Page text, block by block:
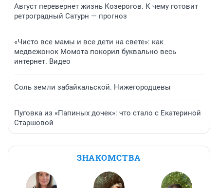
Август перевернет жизнь Козерогов. К чему готовит
ретроградный Сатурн — прогноз
«Чисто все мамы и все дети на свете»: как
медвежонок Момота покорил буквально весь
интернет. Видео
Соль земли забайкальской. Нижегородцевы
Пуговка из «Папиных дочек»: что стало с Екатериной
Старшовой
ЗНАКОМСТВА